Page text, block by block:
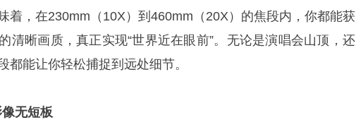
着，在230mm（10X）到460mm（20X）的焦段内，你都能获
清晰画质，真正实现“世界近在眼前”。无论是演唱会山顶，还
都能让你轻松捕捉到远处细节。
无短板